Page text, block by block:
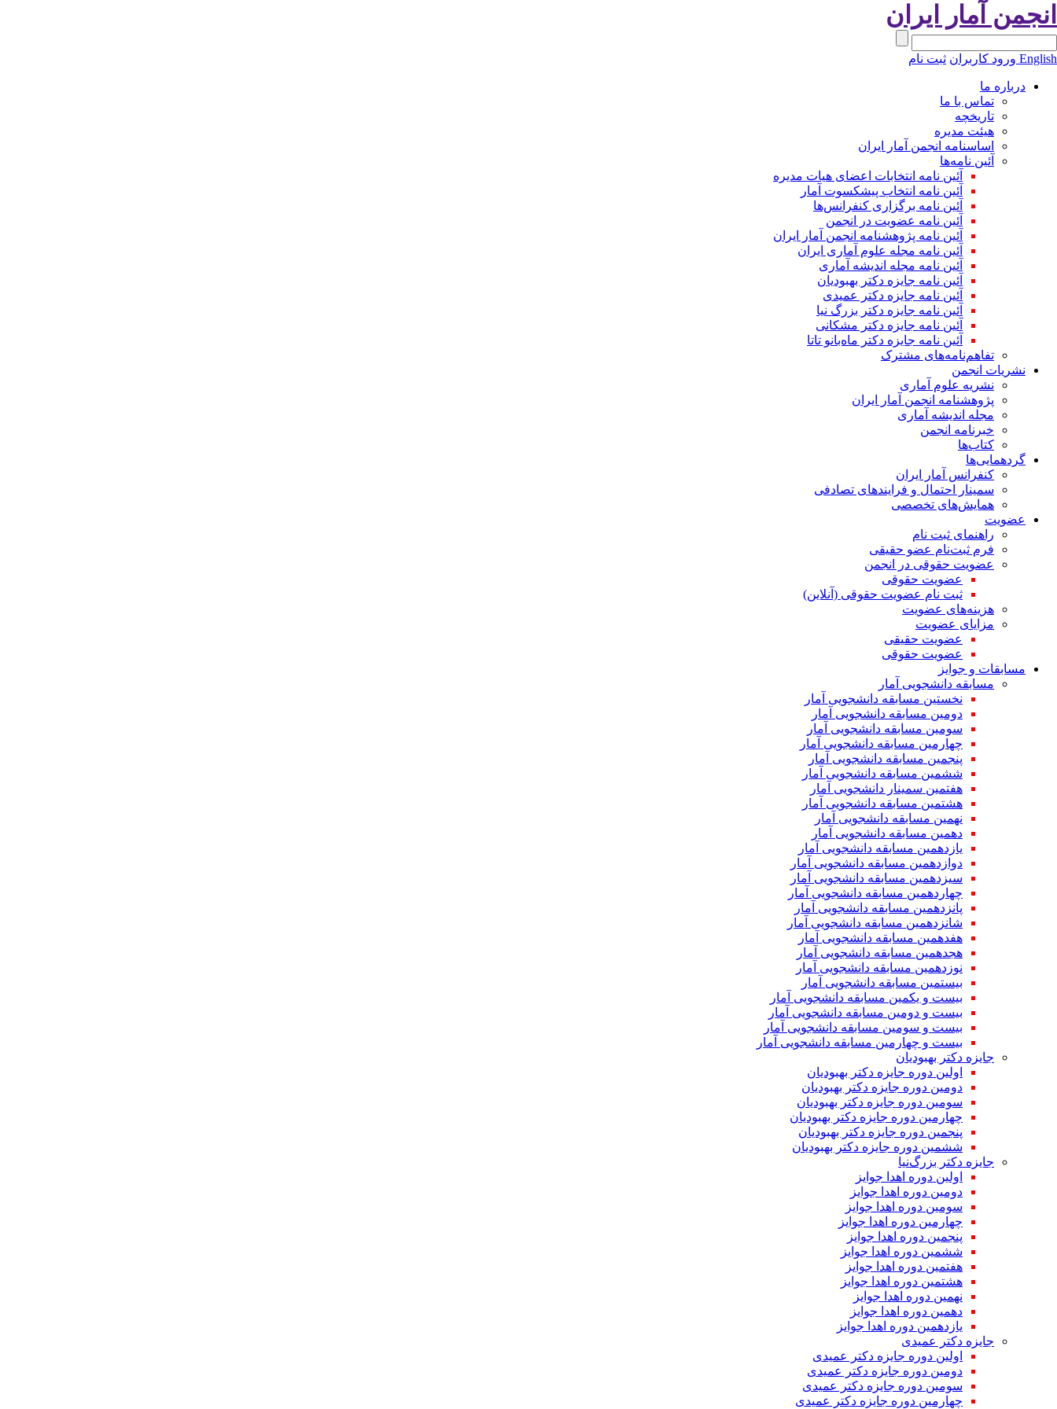
انجمن آمار ایران
English ورود کاربران ثبت نام
درباره ما
تماس با ما
تاریخچه
هیئت مدیره
اساسنامه انجمن آمار ایران
آئین نامه‌ها
آئین نامه انتخابات اعضای هیات مدیره
آئین نامه انتخاب پیشکسوت آمار
آئین نامه برگزاری کنفرانس‌ها
آئین نامه عضویت در انجمن
آئین نامه پژوهشنامه انجمن آمار ایران
آئین نامه مجله علوم آماری ایران
آئین نامه مجله اندیشه آماری
آئین‌ نامه جایزه دکتر بهبودیان
آئین نامه جایزه دکتر عمیدی
آئین نامه جایزه دکتر بزرگ نیا
آئین نامه جایزه دکتر مشکانی
آئین نامه جایزه دکتر ماه‌بانو تاتا
تفاهم‌نامه‌های مشترک
نشریات انجمن
نشریه علوم آماری
پژوهشنامه انجمن آمار ایران
مجله اندیشه آماری
خبرنامه انجمن
کتاب‌ها
گردهمایی‌ها
کنفرانس آمار ایران
سمینار احتمال و فرایندهای تصادفی
همایش‌های تخصصی
عضویت
راهنمای ثبت نام
فرم ثبت‌نام عضو حقیقی
عضویت حقوقی در انجمن
عضویت حقوقی
ثبت نام عضویت حقوقی (آنلاین)
هزینه‌های عضویت
مزایای عضویت
عضویت حقیقی
عضویت حقوقی
مسابقات و جوایز
مسابقه دانشجویی آمار
نخستین مسابقه دانشجویی آمار
دومین مسابقه دانشجویی آمار
سومین مسابقه دانشجویی آمار
چهارمین مسابقه دانشجویی آمار
پنجمین مسابقه دانشجویی آمار
ششمین مسابقه دانشجویی آمار
هفتمین سمینار دانشجویی آمار
هشتمین مسابقه دانشجویی آمار
نهمین مسابقه دانشجویی آمار
دهمین مسابقه دانشجویی آمار
یازدهمین مسابقه دانشجویی آمار
دوازدهمین مسابقه دانشجویی آمار
سیزدهمین مسابقه دانشجویی آمار
چهاردهمین مسابقه دانشجویی آمار
پانزدهمین مسابقه دانشجویی آمار
شانزدهمین مسابقه دانشجویی آمار
هفدهمین مسابقه دانشجویی آمار
هجدهمین مسابقه دانشجویی آمار
نوزدهمین مسابقه دانشجویی آمار
بیستمین مسابقه دانشجویی آمار
بیست و یکمین مسابقه دانشجویی آمار
بیست و دومین مسابقه دانشجویی آمار
بیست و سومین مسابقه دانشجویی آمار
بیست و چهارمین مسابقه دانشجویی آمار
جایزه دکتر بهبودیان
اولین دوره جایزه دکتر بهبودیان
دومین دوره جایزه دکتر بهبودیان
سومین دوره جایزه دکتر بهبودیان
چهارمین دوره جایزه دکتر بهبودیان
پنجمین دوره جایزه دکتر بهبودیان
ششمین دوره جایزه دکتر بهبودیان
جایزه دکتر بزرگ‌نیا
اولین دوره اهدا جوایز
دومین دوره اهدا جوایز
سومین دوره اهدا جوایز
چهارمین دوره اهدا جوایز
پنجمین دوره اهدا جوایز
ششمین دوره اهدا جوایز
هفتمین دوره اهدا جوایز
هشتمین دوره اهدا جوایز
نهمین دوره اهدا جوایز
دهمین دوره اهدا جوایز
یازدهمین دوره اهدا جوایز
جایزه دکتر عمیدی
اولین دوره جایزه دکتر عمیدی
دومین دوره جایزه دکتر عمیدی
سومین دوره جایزه دکتر عمیدی
چهارمین دوره جایزه دکتر عمیدی